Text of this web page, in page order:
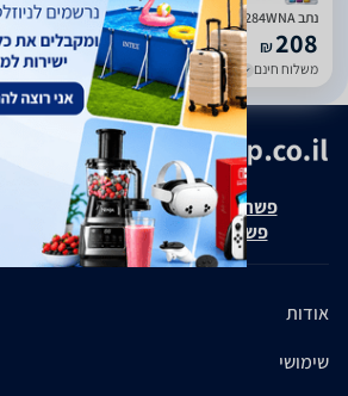
נתב Edimax MODEM ADSL2 +‎ AR-7284WNA
₪208
משלוח חינם עד 7 ימי עסקים
פשרה בת"צ אבנצ'יק נ' זאפ גרופ (ת"צ 23008-08-20)
פשרה בת"צ כהנים נ' זאפ גרופ (ת"צ 60371-12-19)
אודות
שימושי